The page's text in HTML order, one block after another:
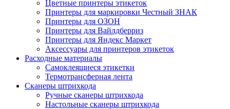
Цветные принтеры этикеток
Принтеры для маркировки Честный ЗНАК
Принтеры для ОЗОН
Принтеры для Вайлдберриз
Принтеры для Яндекс Маркет
Аксессуары для принтеров этикеток
Расходные материалы
Самоклеящиеся этикетки
Термотрансферная лента
Сканеры штрихкода
Ручные сканеры штрихкода
Настольные сканеры штрихкода